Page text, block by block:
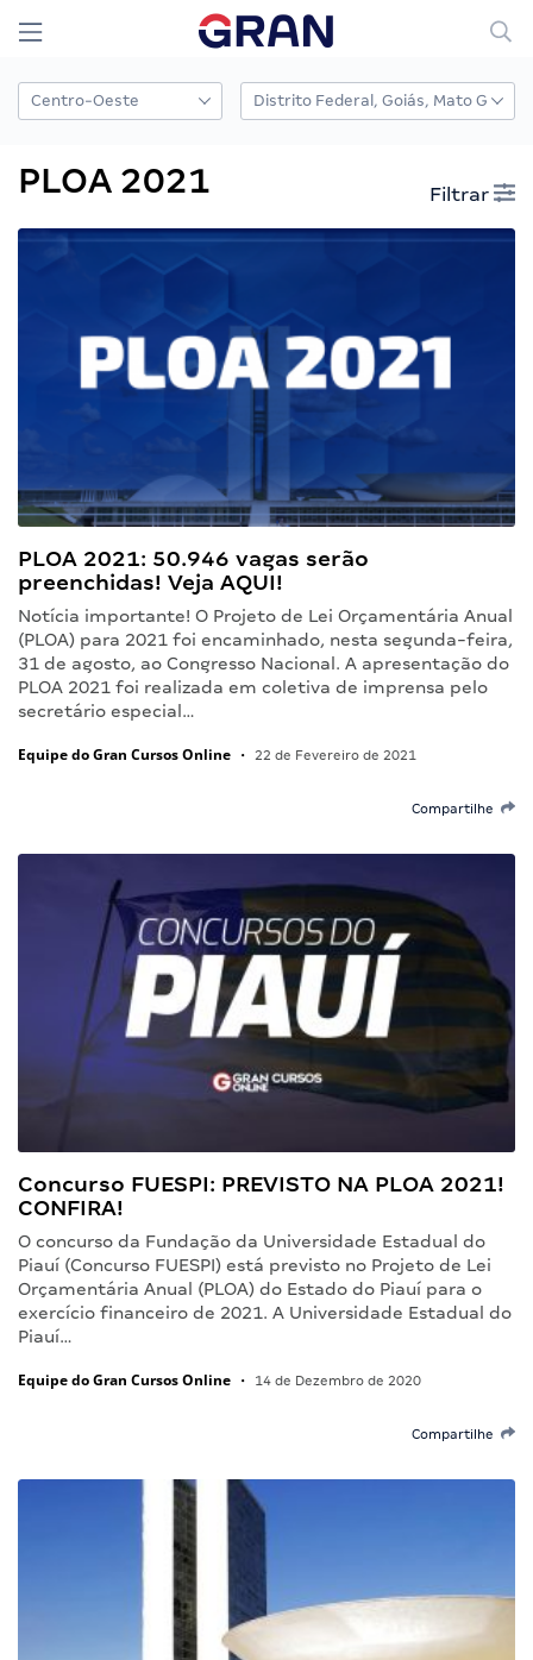
PLOA 2021 Filtrar
PLOA 2021: 50.946 vagas serão
preenchidas! Veja AQUI!
Notícia importante! O Projeto de Lei Orçamentária Anual
(PLOA) para 2021 foi encaminhado, nesta segunda-feira,
31 de agosto, ao Congresso Nacional. A apresentação do
PLOA 2021 foi realizada em coletiva de imprensa pelo
secretário especial…
Equipe do Gran Cursos Online • 22 de Fevereiro de 2021
Compartilhe
Concurso FUESPI: PREVISTO NA PLOA 2021!
CONFIRA!
O concurso da Fundação da Universidade Estadual do
Piauí (Concurso FUESPI) está previsto no Projeto de Lei
Orçamentária Anual (PLOA) do Estado do Piauí para o
exercício financeiro de 2021. A Universidade Estadual do
Piauí…
Equipe do Gran Cursos Online • 14 de Dezembro de 2020
Compartilhe